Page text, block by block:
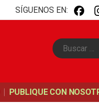
SÍGUENOS EN:
PUBLIQUE CON